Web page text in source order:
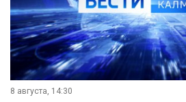
8 августа, 14:30